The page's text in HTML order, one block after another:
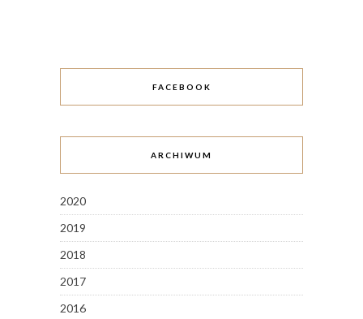
FACEBOOK
ARCHIWUM
2020
2019
2018
2017
2016